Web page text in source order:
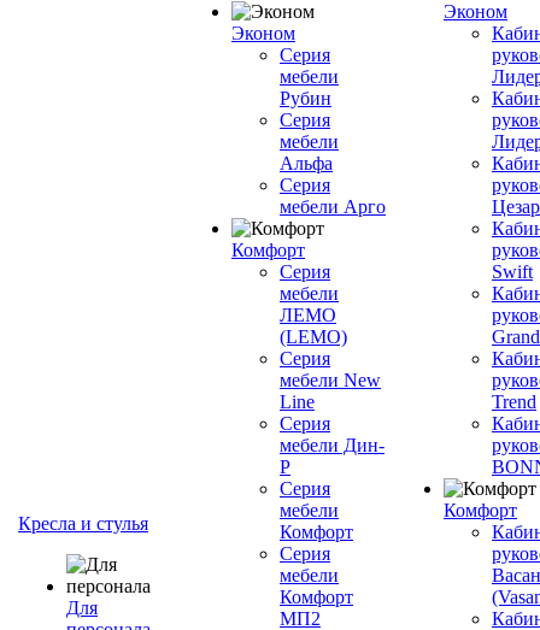
Кресла и стулья
Для
Эконом
Серия
мебели
Рубин
Серия
мебели
Альфа
Серия
мебели Арго
Комфорт
Серия
мебели
ЛЕМО
(LEMO)
Серия
мебели New
Line
Серия
мебели Дин-
Р
Серия
мебели
Комфорт
Серия
мебели
Комфорт
МП2
Эконом
Swift
Grand
Trend
Комфорт